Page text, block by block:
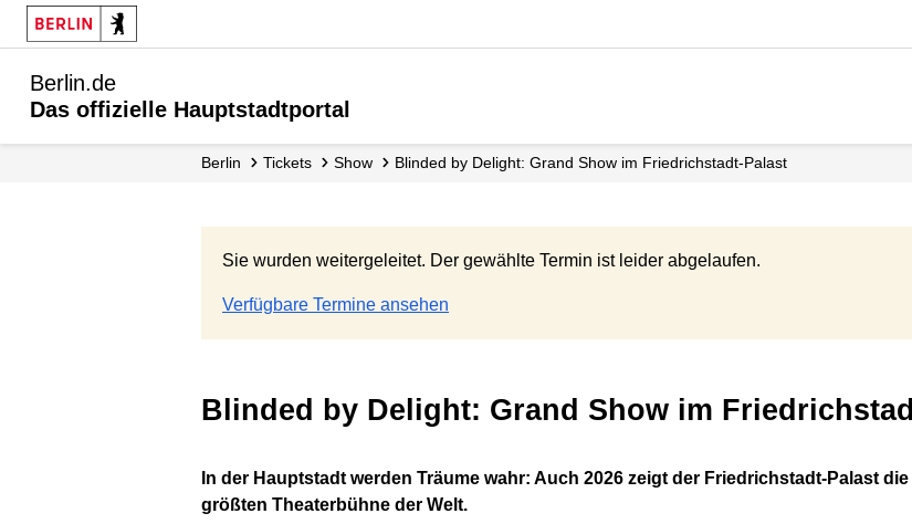
Berlin.de
Das offizielle Hauptstadtportal
Berlin Tickets Show Blinded by Delight: Grand Show im Friedrichstadt-Palast
Sie wurden weitergeleitet. Der gewählte Termin ist leider abgelaufen.
Verfügbare Termine ansehen
Blinded by Delight: Grand Show im
In der Hauptstadt werden Träume wahr: Auch 2026 zeigt der Friedrichstadt-Palast
größten Theaterbühne der Welt.